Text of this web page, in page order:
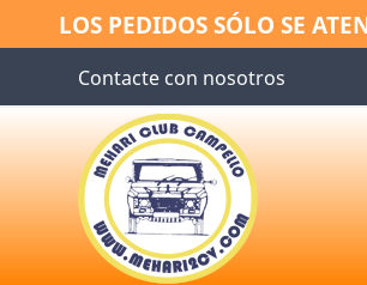
LOS PEDIDOS SÓLO SE
Contacte con nosotros